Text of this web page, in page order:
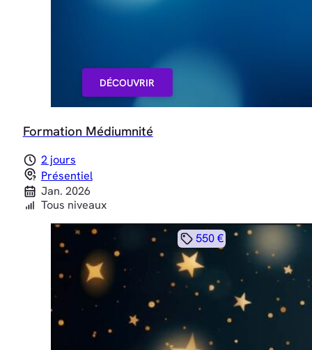
DÉCOUVRIR
Formation Médiumnité
2 jours
Présentiel
Jan. 2026
Tous niveaux
550 €